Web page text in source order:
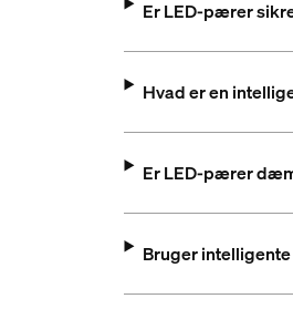
Er LED-pærer
Hvad er en
Er LED-pærer
Bruger